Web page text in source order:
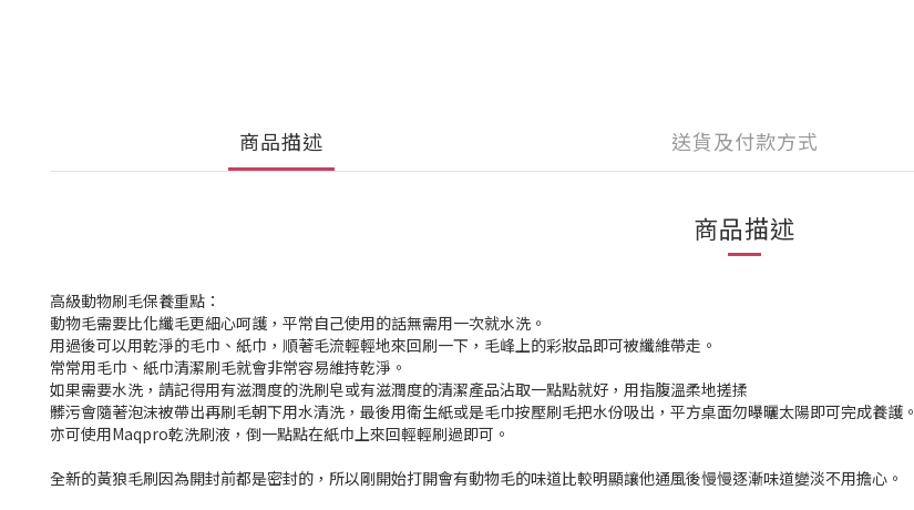
商品描述 送貨及付款方式
商品描述
高級動物刷毛保養重點：
動物毛需要比化纖毛更細心呵護，平常自己使用的話無需用一次就水洗。
用過後可以用乾淨的毛巾、紙巾，順著毛流輕輕地來回刷一下，毛峰上的彩妝品即可被纖維帶走。
常常用毛巾、紙巾清潔刷毛就會非常容易維持乾淨。
如果需要水洗，請記得用有滋潤度的洗刷皂或有滋潤度的清潔產品沾取一點點就好，用指腹溫柔地搓揉
髒污會隨著泡沫被帶出再刷毛朝下用水清洗，最後用衛生紙或是毛巾按壓刷毛把水份吸出，平方桌面勿曝曬太陽即可完成養護。
亦可使用Maqpro乾洗刷液，倒一點點在紙巾上來回輕輕刷過即可。
全新的黃狼毛刷因為開封前都是密封的，所以剛開始打開會有動物毛的味道比較明顯讓他通風後慢慢逐漸味道變淡不用擔心。